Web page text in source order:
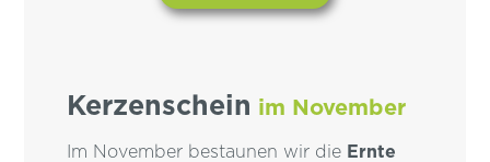
Kerzenschein im November
Im November bestaunen wir die Ernte